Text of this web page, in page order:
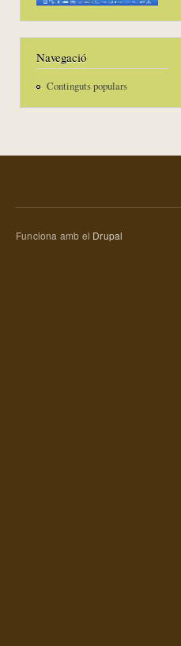
Navegació
Continguts populars
Funciona amb el Drupal